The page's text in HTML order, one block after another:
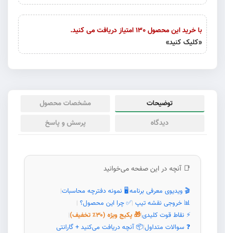
با خرید این محصول 130 امتیاز دریافت می کنید.
«کلیک کنید»
توضیحات
مشخصات محصول
دیدگاه
پرسش و پاسخ
📑 آنچه در این صفحه می‌خوانید
🎬 ویدیوی معرفی برنامه|🖥️ نمونه دفترچه محاسبات|
📊 خروجی نقشه تیپ |✅ چرا این محصول؟ |
⚡ نقاط قوت کلیدی|🎁 پکیج ویژه (۳۰٪ تخفیف) |
❓ سوالات متداول|📦 آنچه دریافت می‌کنید + گارانتی